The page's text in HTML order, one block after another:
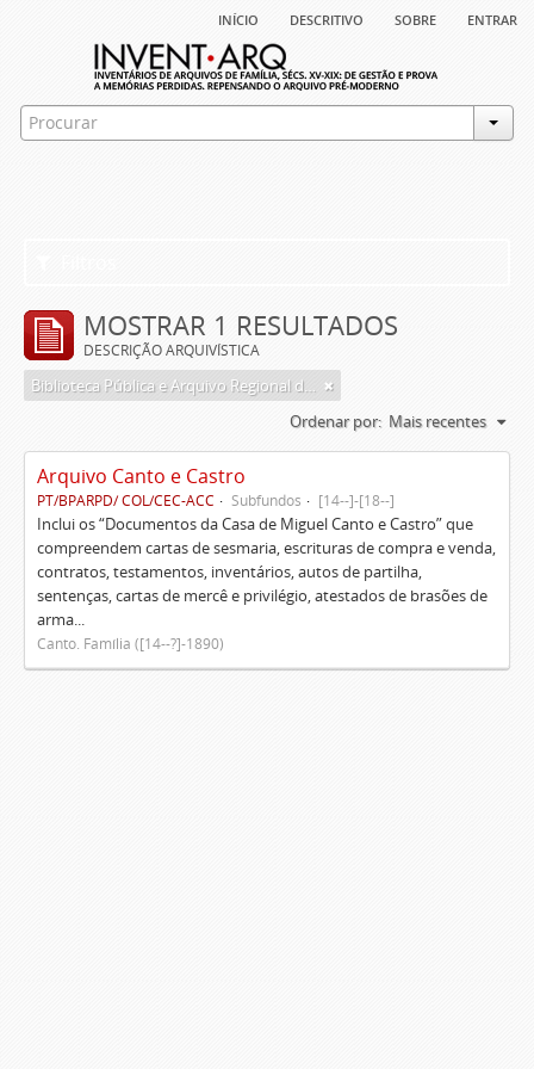
início descritivo sobre entrar
MOSTRAR 1 RESULTADOS
DESCRIÇÃO ARQUIVÍSTICA
Biblioteca Pública e Arquivo Regional de Ponta Delgada
Ordenar por: Mais recentes
Arquivo Canto e Castro
PT/BPARPD/ COL/CEC-ACC Subfundos [14--]-[18--]
Inclui os “Documentos da Casa de Miguel Canto e Castro” que
compreendem cartas de sesmaria, escrituras de compra e venda,
contratos, testamentos, inventários, autos de partilha,
sentenças, cartas de mercê e privilégio, atestados de brasões de
arma...
Canto. Família ([14--?]-1890)